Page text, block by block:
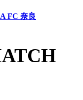
FC 奈良